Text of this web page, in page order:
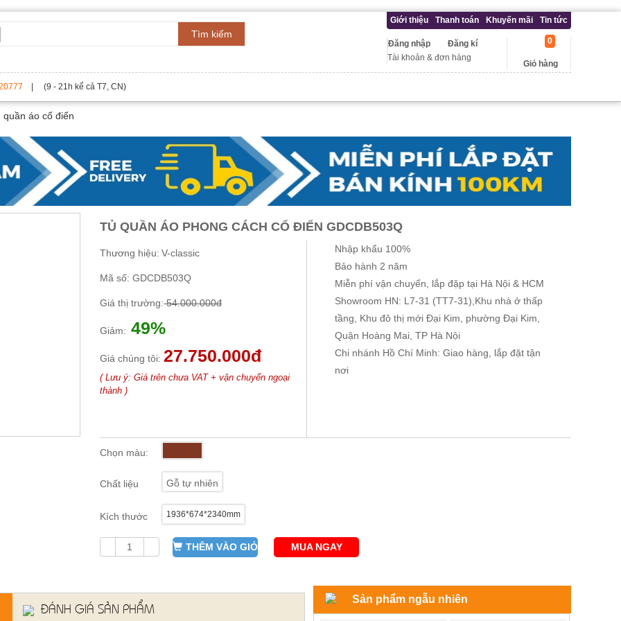
Tìm kiếm
Giới thiệu Thanh toán Khuyến mãi Tin tức
Đăng kí
Đăng nhập
Tài khoản & đơn hàng
Giỏ hàng
0
| (9 - 21h kể cả T7, CN)
quần áo cổ điển
TỦ QUẦN ÁO PHONG CÁCH CỔ ĐIỂN GDCDB503Q
Thương hiệu: V-classic
Mã số: GDCDB503Q
Giá thị trường:54.000.000đ
Giảm: 49%
Giá chúng tôi: 27.750.000đ
( Lưu ý: Giá trên chưa VAT + vận chuyển ngoại
thành )
Nhập khẩu 100%
Bảo hành 2 năm
Miễn phí vận chuyển, lắp đặp tại Hà Nội & HCM
Showroom HN: L7-31 (TT7-31),Khu nhà ở thấp
tầng, Khu đô thị mới Đại Kim, phường Đại Kim,
Quận Hoàng Mai, TP Hà Nội
Chi nhánh Hồ Chí Minh: Giao hàng, lắp đặt tận
nơi
Chọn màu:
Chất liệu Gỗ tự nhiên
Kích thước 1936*674*2340mm
THÊM VÀO GIỎ MUA NGAY
ĐÁNH GIÁ SẢN PHẨM
Sản phẩm ngẫu nhiên